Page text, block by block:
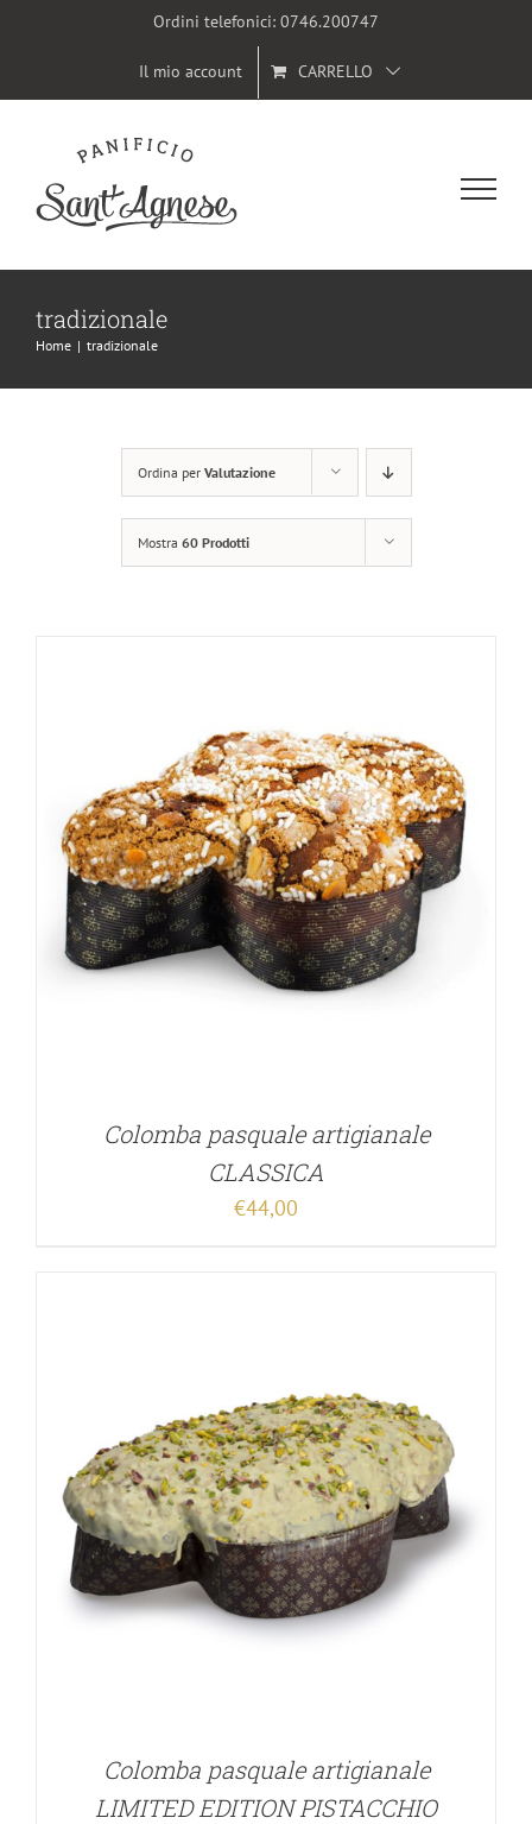
Ordini telefonici: 0746.200747
Il mio account CARRELLO
tradizionale
Home | tradizionale
Ordina per Valutazione
Mostra 60 Prodotti
Colomba pasquale artigianale
CLASSICA
€44,00
Colomba pasquale artigianale
LIMITED EDITION PISTACCHIO